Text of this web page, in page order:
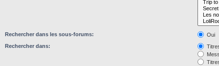
Rechercher dans les sous-forums:
Oui
Rechercher dans: